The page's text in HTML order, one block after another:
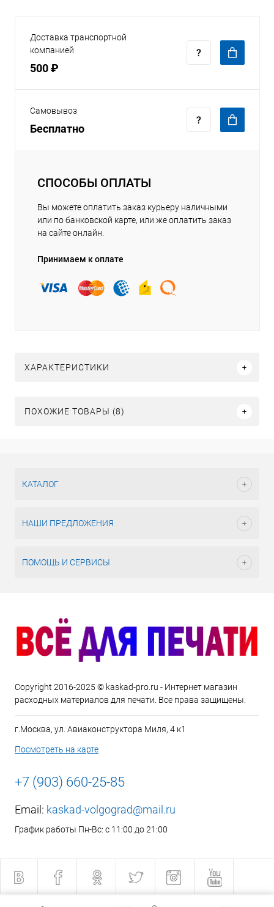
Доставка транспортной
компанией
500 ₽
Самовывоз
Бесплатно
СПОСОБЫ ОПЛАТЫ
Вы можете оплатить заказ курьеру наличными
или по банковской карте, или же оплатить заказ
на сайте онлайн.
Принимаем к оплате
ХАРАКТЕРИСТИКИ
ПОХОЖИЕ ТОВАРЫ (8)
КАТАЛОГ
НАШИ ПРЕДЛОЖЕНИЯ
ПОМОЩЬ И СЕРВИСЫ
Copyright 2016-2025 © kaskad-pro.ru - Интернет магазин
расходных материалов для печати. Все права защищены.
г.Москва, ул. Авиаконструктора Миля, 4 к1
Посмотреть на карте
+7 (903) 660-25-85
Email: kaskad-volgograd@mail.ru
График работы Пн-Вс: с 11:00 до 21:00